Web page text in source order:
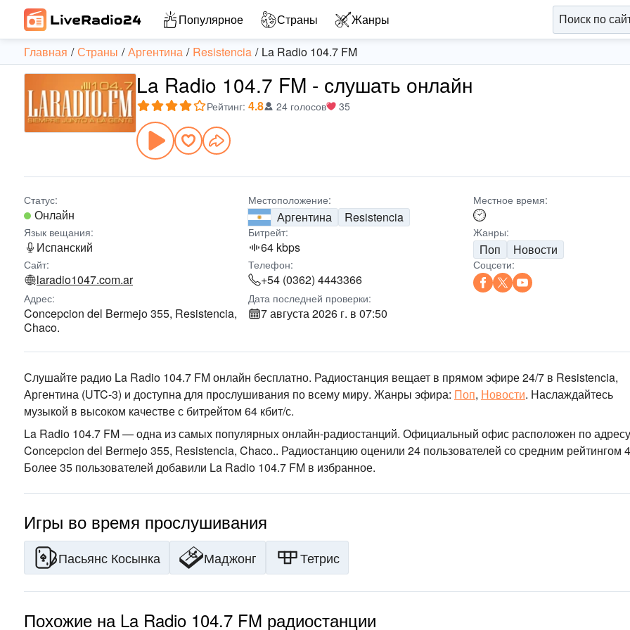
Популярное Страны Жанры
Главная Страны Аргентина Resistencia La Radio 104.7 FM
La Radio 104.7 FM - слушать онлайн
Рейтинг: 4.8 24 голосов 35
Статус:
Онлайн
Местоположение:
Аргентина Resistencia
Местное время:
Язык вещания:
Испанский
Битрейт:
64 kbps
Жанры:
Поп Новости
Сайт:
laradio1047.com.ar
Телефон:
+54 (0362) 4443366
Соцсети:
Адрес:
Concepcion del Bermejo 355, Resistencia,
Chaco.
Дата последней проверки:
7 августа 2026 г. в 07:50
Слушайте радио La Radio 104.7 FM онлайн бесплатно. Радиостанция вещает в прямом эфире 24/7 в Resistencia,
Аргентина (UTC-3) и доступна для прослушивания по всему миру. Жанры эфира: Поп, Новости. Наслаждайтесь
музыкой в высоком качествес битрейтом 64 кбит/с.
La Radio 104.7 FM — одна из самых популярных онлайн-радиостанций. Официальный офис расположен по
Concepcion del Bermejo 355, Resistencia, Chaco.. Радиостанцию оценили 24 пользователей со средним рейтингом
Более 35 пользователей добавили La Radio 104.7 FM в избранное.
Игры во время прослушивания
Пасьянс Косынка Маджонг Тетрис
Похожие на La Radio 104.7 FM радиостанции